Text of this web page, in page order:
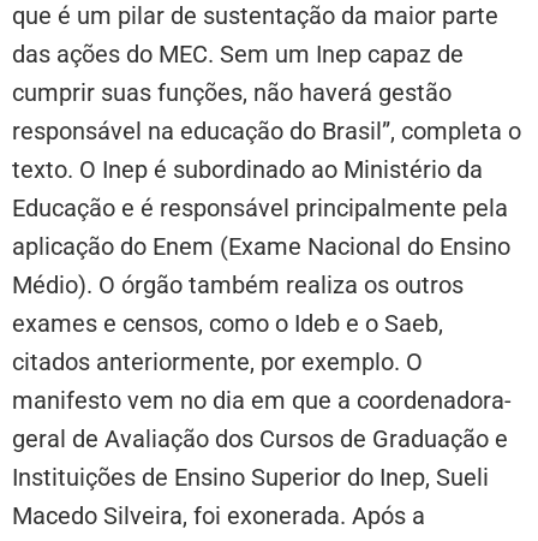
que é um pilar de sustentação da maior parte
das ações do MEC. Sem um Inep capaz de
cumprir suas funções, não haverá gestão
responsável na educação do Brasil”, completa o
texto. O Inep é subordinado ao Ministério da
Educação e é responsável principalmente pela
aplicação do Enem (Exame Nacional do Ensino
Médio). O órgão também realiza os outros
exames e censos, como o Ideb e o Saeb,
citados anteriormente, por exemplo. O
manifesto vem no dia em que a coordenadora-
geral de Avaliação dos Cursos de Graduação e
Instituições de Ensino Superior do Inep, Sueli
Macedo Silveira, foi exonerada. Após a